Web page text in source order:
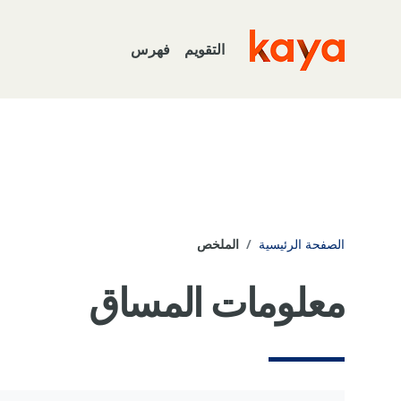
Go to home التقويم فهرس
الصفحة الرئيسية الملخص
معلومات المساق